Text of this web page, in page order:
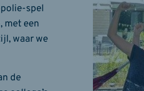
spel
met een
waar we
de